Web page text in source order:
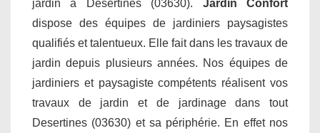
jardin à Desertines (03630). Jardin Confort
dispose des équipes de jardiniers paysagistes
qualifiés et talentueux. Elle fait dans les travaux de
jardin depuis plusieurs années. Nos équipes de
jardiniers et paysagiste compétents réalisent vos
travaux de jardin et de jardinage dans tout
Desertines (03630) et sa périphérie. En effet nos